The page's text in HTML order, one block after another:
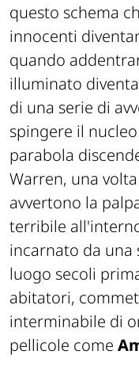
questo schema
innocenti
quando
illuminato
di una serie di
spingere il
parabola
Warren, una
avvertono la
terribile
incarnato da una
luogo secoli
abitatori,
interminabile di
pellicole come